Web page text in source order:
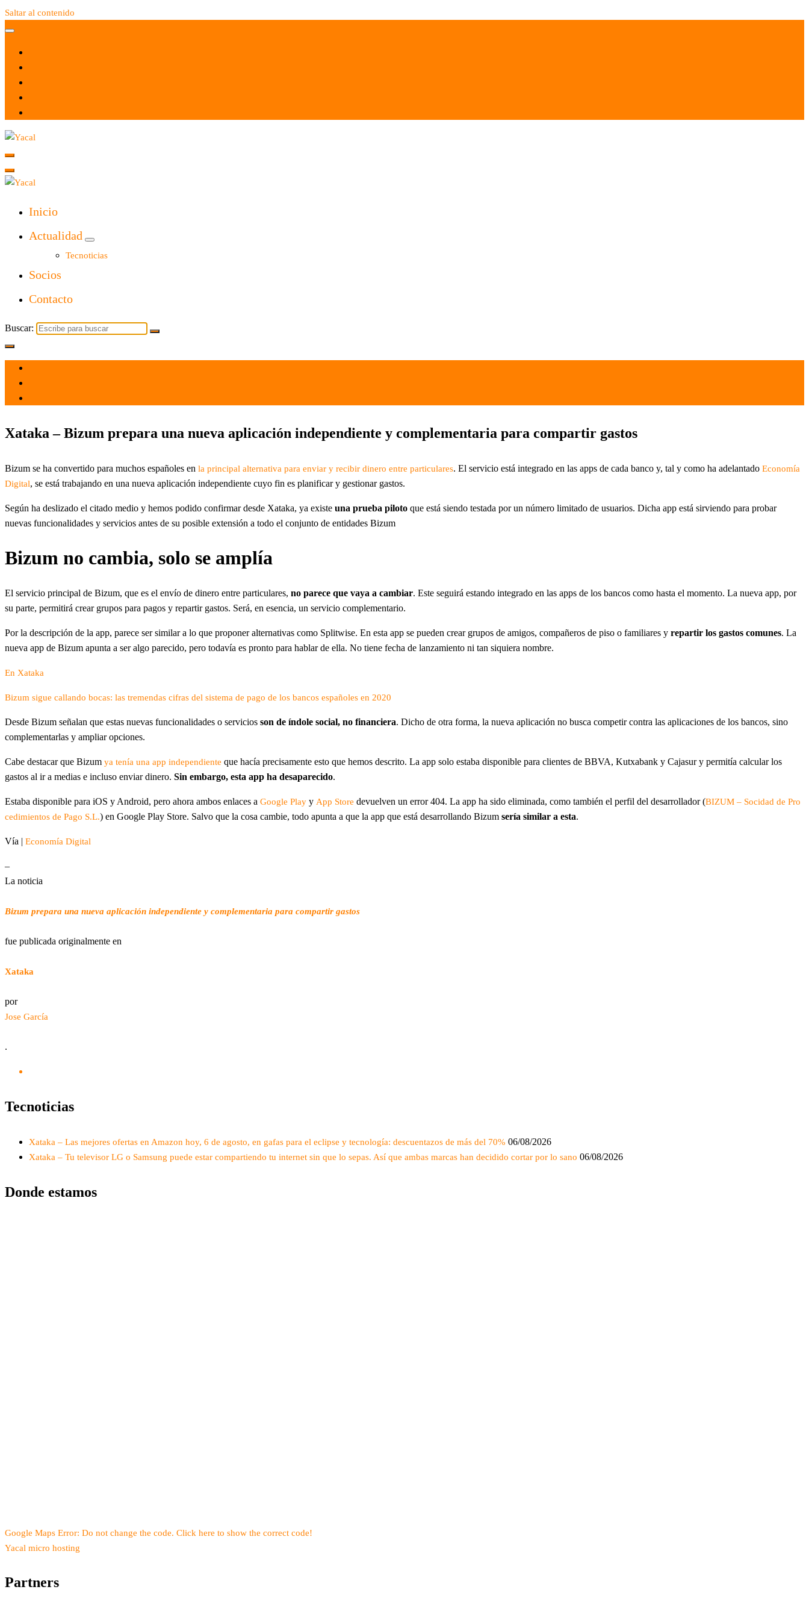
Saltar al contenido
Yacal micro hosting
Inicio
Actualidad
Tecnoticias
Socios
Contacto
Buscar:
Xataka – Bizum prepara una nueva aplicación independiente y complementaria para compartir gastos
Bizum se ha convertido para muchos españoles en la principal alternativa para enviar y recibir dinero entre particulares. El servicio está integrado en las apps de cada banco y, tal y como ha adelantado Economía
Digital, se está trabajando en una nueva aplicación independiente cuyo fin es planificar y gestionar gastos.
Según ha deslizado el citado medio y hemos podido confirmar desde Xataka, ya existe una prueba piloto que está siendo testada por un número limitado de usuarios. Dicha app está sirviendo para probar
nuevas funcionalidades y servicios antes de su posible extensión a todo el conjunto de entidades Bizum
Bizum no cambia, solo se amplía
El servicio principal de Bizum, que es el envío de dinero entre particulares, no parece que vaya a cambiar. Este seguirá estando integrado en las apps de los bancos como hasta el momento. La nueva app, por
su parte, permitirá crear grupos para pagos y repartir gastos. Será, en esencia, un servicio complementario.
Por la descripción de la app, parece ser similar a lo que proponer alternativas como Splitwise. En esta app se pueden crear grupos de amigos, compañeros de piso o familiares y repartir los gastos comunes. La
nueva app de Bizum apunta a ser algo parecido, pero todavía es pronto para hablar de ella. No tiene fecha de lanzamiento ni tan siquiera nombre.
En Xataka
Bizum sigue callando bocas: las tremendas cifras del sistema de pago de los bancos españoles en 2020
Desde Bizum señalan que estas nuevas funcionalidades o servicios son de índole social, no financiera. Dicho de otra forma, la nueva aplicación no busca competir contra las aplicaciones de los bancos, sino
complementarlas y ampliar opciones.
Cabe destacar que Bizum ya tenía una app independiente que hacía precisamente esto que hemos descrito. La app solo estaba disponible para clientes de BBVA, Kutxabank y Cajasur y permitía calcular los
gastos al ir a medias e incluso enviar dinero. Sin embargo, esta app ha desaparecido.
Estaba disponible para iOS y Android, pero ahora ambos enlaces a Google Play y App Store devuelven un error 404. La app ha sido eliminada, como también el perfil del desarrollador (BIZUM – Socidad de Pro
cedimientos de Pago S.L.) en Google Play Store. Salvo que la cosa cambie, todo apunta a que la app que está desarrollando Bizum sería similar a esta.
Vía | Economía Digital
–
La noticia
Bizum prepara una nueva aplicación independiente y complementaria para compartir gastos
fue publicada originalmente en
Xataka
por
Jose García
.
Tecnoticias
Xataka – Las mejores ofertas en Amazon hoy, 6 de agosto, en gafas para el eclipse y tecnología: descuentazos de más del 70% 06/08/2026
Xataka – Tu televisor LG o Samsung puede estar compartiendo tu internet sin que lo sepas. Así que ambas marcas han decidido cortar por lo sano 06/08/2026
Donde estamos
Google Maps Error: Do not change the code. Click here to show the correct code!
Yacal micro hosting
Partners